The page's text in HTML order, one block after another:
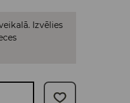
Izvēlies